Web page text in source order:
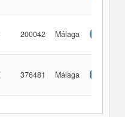
200042 Málaga
376481 Málaga